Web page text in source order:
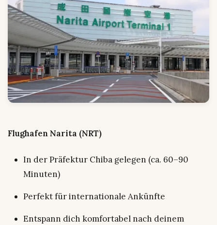
Flughafen Narita (NRT)
In der Präfektur Chiba gelegen (ca. 60–90
Minuten)
Perfekt für internationale Ankünfte
Entspann dich komfortabel nach deinem